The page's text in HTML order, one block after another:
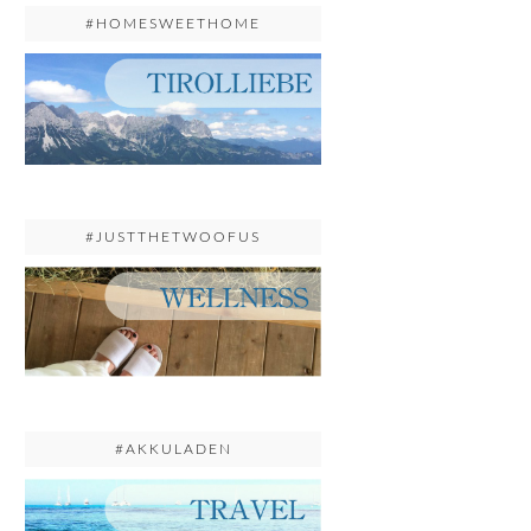
#HOMESWEETHOME
#JUSTTHETWOOFUS
#AKKULADEN